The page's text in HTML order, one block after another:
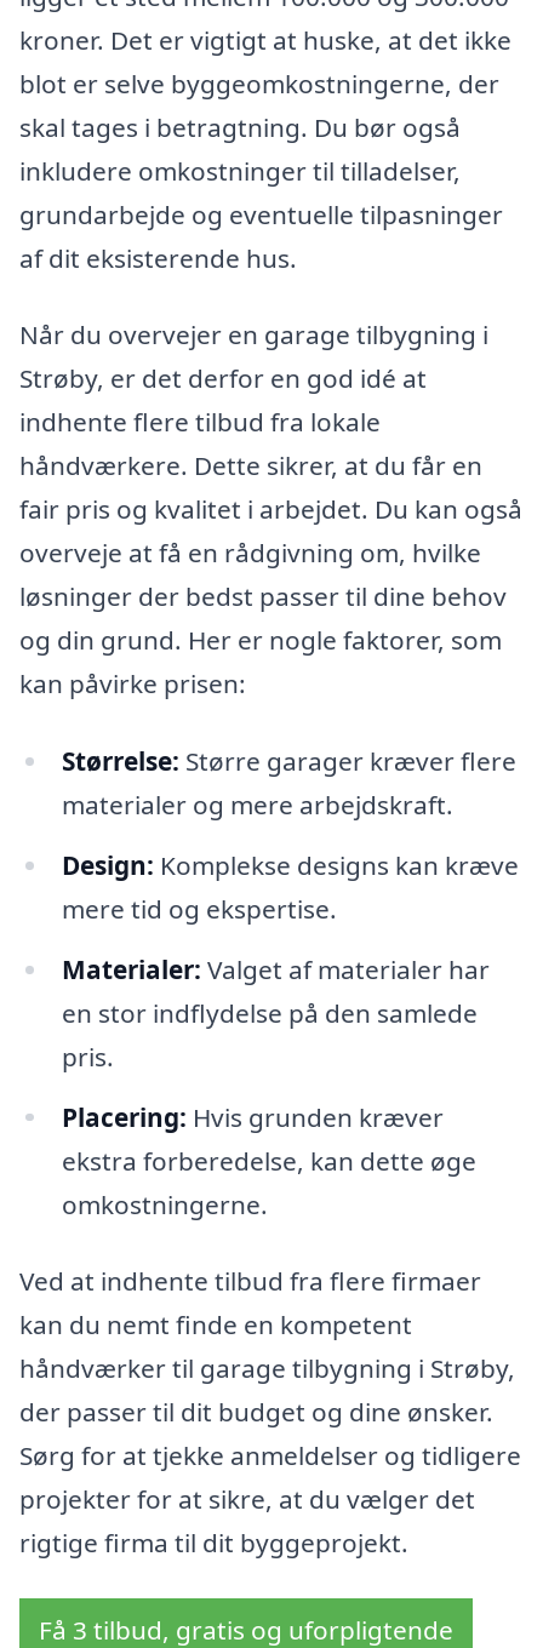
kroner. Det er vigtigt at huske, at det ikke
blot er selve byggeomkostningerne, der
skal tages i betragtning. Du bør også
inkludere omkostninger til tilladelser,
grundarbejde og eventuelle tilpasninger
af dit eksisterende hus.
Når du overvejer en garage tilbygning i
Strøby, er det derfor en god idé at
indhente flere tilbud fra lokale
håndværkere. Dette sikrer, at du får en
fair pris og kvalitet i arbejdet. Du kan også
overveje at få en rådgivning om, hvilke
løsninger der bedst passer til dine behov
og din grund. Her er nogle faktorer, som
kan påvirke prisen:
Størrelse: Større garager kræver flere
materialer og mere arbejdskraft.
Design: Komplekse designs kan kræve
mere tid og ekspertise.
Materialer: Valget af materialer har
en stor indflydelse på den samlede
pris.
Placering: Hvis grunden kræver
ekstra forberedelse, kan dette øge
omkostningerne.
Ved at indhente tilbud fra flere firmaer
kan du nemt finde en kompetent
håndværker til garage tilbygning i Strøby,
der passer til dit budget og dine ønsker.
Sørg for at tjekke anmeldelser og tidligere
projekter for at sikre, at du vælger det
rigtige firma til dit byggeprojekt.
Få 3 tilbud, gratis og uforpligtende